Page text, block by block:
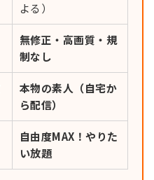
よる）
無修正・高画質・規
制なし
本物の素人（自宅か
ら配信）
自由度MAX！やりた
い放題